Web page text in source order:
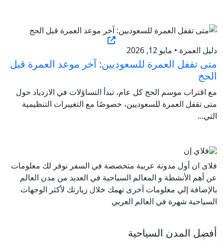
دليل العمرة • مايو 12, 2026
متى تقفل العمرة للسعوديين: آخر موعد العمرة قبل
الحج
مع اقتراب موسم الحج كل عام، تبدأ التساؤلات في الازدياد حول
متى تقفل العمرة للسعوديين، خصوصًا مع التغييرات التنظيمية
التي...
فلاى ان أول مدونة عربية متخصصة في السفر نوفر لك معلومات
عن أهم الأنشطة و المعالم السياحية في العديد من مدن العالم
بالإضافة إلي معلومات آخرى تهمك خلال زيارتك لأكثر الوجهات
السياحية شهرة في العالم العربي
أفضل المدن السياحية